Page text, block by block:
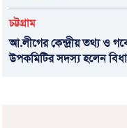
চট্টগ্রাম
আ.লীগের কেন্দ্রীয় তথ্য ও
উপকমিটির সদস্য হলেন